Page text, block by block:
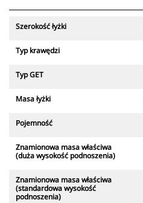
Szerokość łyżki
Typ krawędzi
Typ GET
Masa łyżki
Pojemność
Znamionowa masa właściwa
(duża wysokość podnoszenia)
Znamionowa masa właściwa
(standardowa wysokość
podnoszenia)